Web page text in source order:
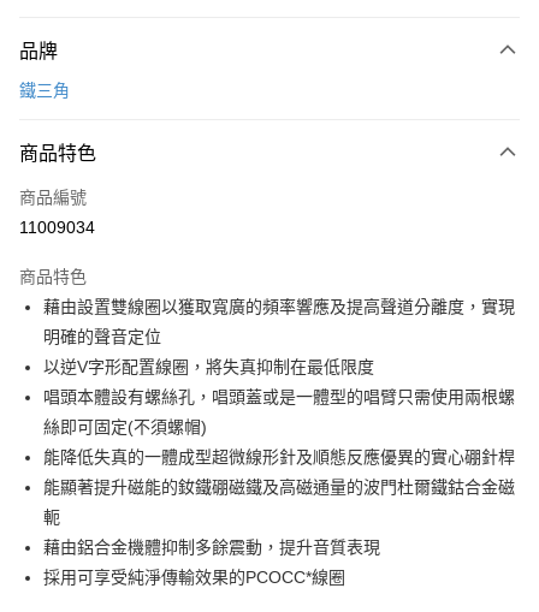
免運費
付款後7-11取貨
宅配
每筆NT$130，滿NT$399(含以上)免運費
品牌
鐵三角
商品特色
商品編號
11009034
商品特色
藉由設置雙線圈以獲取寬廣的頻率響應及提高聲道分離度，實現
明確的聲音定位
以逆V字形配置線圈，將失真抑制在最低限度
唱頭本體設有螺絲孔，唱頭蓋或是一體型的唱臂只需使用兩根螺
絲即可固定(不須螺帽)
能降低失真的一體成型超微線形針及順態反應優異的實心硼針桿
能顯著提升磁能的釹鐵硼磁鐵及高磁通量的波門杜爾鐵鈷合金磁
軛
藉由鋁合金機體抑制多餘震動，提升音質表現
採用可享受純淨傳輸效果的PCOCC*線圈